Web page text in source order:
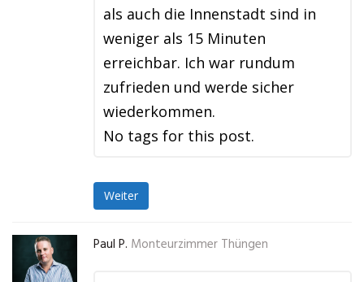
als auch die Innenstadt sind in
weniger als 15 Minuten
erreichbar. Ich war rundum
zufrieden und werde sicher
wiederkommen.
No tags for this post.
Weiter
Paul P. Monteurzimmer Thüngen